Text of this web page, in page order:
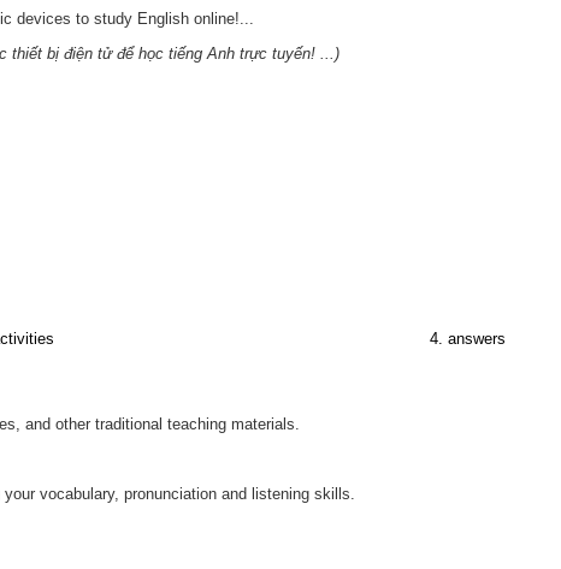
devices to study English online!...
thiết bị điện tử để học tiếng Anh trực tuyến! ...)
4. answers
and other traditional teaching materials.
vocabulary, pronunciation and listening skills.